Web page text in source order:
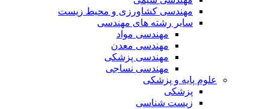
مهندسی کشاورزی و محیط زیست
سایر رشته های مهندسی
مهندسی مواد
مهندسی معدن
مهندسی پزشکی
مهندسی نساجی
علوم پایه و پزشکی
پزشکی
زیست شناسی